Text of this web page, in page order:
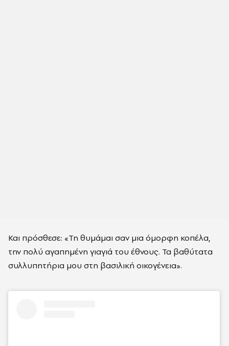
Και πρόσθεσε: «Τη θυμάμαι σαν μια όμορφη κοπέλα,
την πολύ αγαπημένη γιαγιά του έθνους. Τα βαθύτατα
συλλυπητήρια μου στη βασιλική οικογένεια».